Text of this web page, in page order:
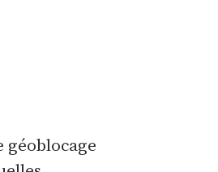
géoblocage